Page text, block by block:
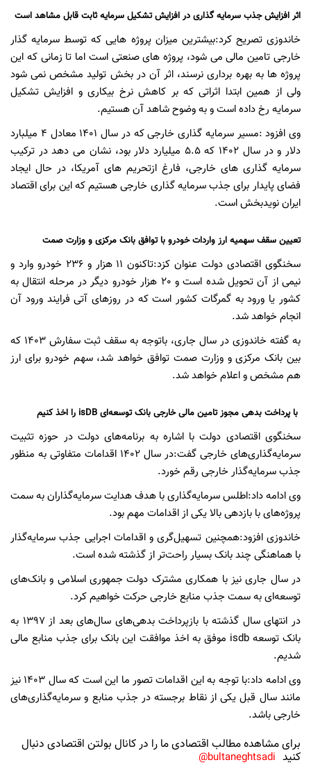
اثر افزایش جذب سرمایه گذاری در افزایش تشکیل سرمایه ثابت قابل مشاهد است
خاندوزی تصریح کرد:بیشترین میزان پروژه هایی که توسط سرمایه گذار
خارجی تامین مالی می شود، پروژه های صنعتی است اما تا زمانی که این
پروژه ها به بهره برداری نرسند، اثر آن در بخش تولید مشخص نمی شود
ولی از همین ابتدا اثراتی که بر کاهش نرخ بیکاری و افزایش تشکیل
سرمایه رخ داده است و به وضوح شاهد آن هستیم.
وی افزود :مسیر سرمایه گذاری خارجی که در سال 1401 معادل 4 میلبارد
دلار و در سال 1402 که 5.5 میلیارد دلار بود، نشان می دهد در ترکیب
سرمایه گذاری های خارجی، فارغ ازتحریم های آمریکا، در حال ایجاد
فضای پایدار برای جذب سرمایه گذاری خارجی هستیم که این برای اقتصاد
ایران نویدبخش است.
تعیین سقف سهمیه ارز واردات خودرو با توافق بانک مرکزی و وزارت صمت
سخنگوی اقتصادی دولت عنوان کزد:تاکنون 11 هزار و 236 خودرو وارد و
نیمی از آن تحویل شده است و 20 هزار خودرو دیگر در مرحله انتقال به
کشور یا ورود به گمرگات کشور است که در روزهای آتی فرایند ورود آن
انجام خواهد شد.
به گفته خاندوزی در سال جاری، باتوجه به سقف ثبت سفارش 1403 که
بین بانک مرکزی و وزارت صمت توافق خواهد شد، سهم خودرو برای ارز
هم مشخص و اعلام خواهد شد.
با پرداخت بدهی مجوز تامین مالی خارجی بانک توسعه‌ای isDB را اخذ کنیم
سخنگوی اقتصادی دولت با اشاره به برنامه‌های دولت در حوزه تثبیت
سرمایه‌گذاری‌های خارجی گفت:در سال ۱۴۰۲ اقدامات متفاوتی به منظور
جذب سرمایه‌گذار خارجی رقم خورد.
وی ادامه داد:اطلس سرمایه‌گذاری با هدف هدایت سرمایه‌گذاران به سمت
پروژه‌های با بازدهی بالا یکی از اقدامات مهم بود.
خاندوزی افزود:همچنین تسهیل‌گری و اقدامات اجرایی جذب سرمایه‌گذار
با هماهنگی چند بانک بسیار راحت‌تر از گذشته شده است.
در سال جاری نیز با همکاری مشترک دولت جمهوری اسلامی و بانک‌های
توسعه‌ای به سمت جذب منابع خارجی حرکت خواهیم کرد.
در انتهای سال گذشته با بازپرداخت بدهی‌های سال‌های بعد از ۱۳۹۷ به
بانک توسعه isdb موفق به اخذ موافقت این بانک برای جذب منابع مالی
شدیم.
وی ادامه داد:با توجه به این اقدامات تصور ما این است که سال ۱۴۰۳ نیز
مانند سال قبل یکی از نقاط برجسته در جذب منابع و سرمایه‌گذاری‌های
خارجی باشد.
برای مشاهده مطالب اقتصادی ما را در کانال بولتن اقتصادی دنبال
کنید bultaneghtsadi@